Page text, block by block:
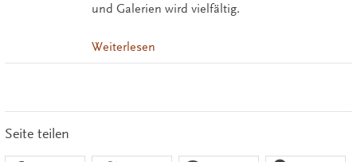
und Galerien wird vielfältig.
Weiterlesen
Seite teilen